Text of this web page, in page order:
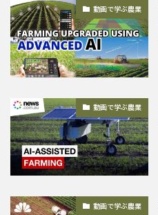
動画で学ぶ農業
動画で学ぶ農業
動画で学ぶ農業